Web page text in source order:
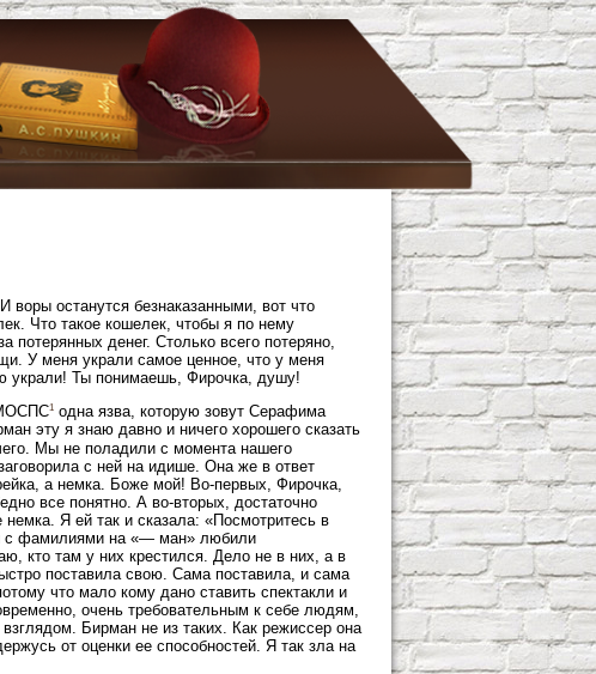
останутся безнаказанными, вот что
Что такое кошелек, чтобы я по нему
потерянных денег. Столько всего потеряно,
У меня украли самое ценное, что у меня
Ты понимаешь, Фирочка, душу!
МОСПС1 одна язва, которую зовут Серафима
эту я знаю давно и ничего хорошего сказать
Мы не поладили с момента нашего
с ней на идише. Она же в ответ
а немка. Боже мой! Во-первых, Фирочка,
все понятно. А во-вторых, достаточно
немка. Я ей так и сказала: «Посмотритесь в
с фамилиями на «— ман» любили
кто там у них крестился. Дело не в них, а в
поставила свою. Сама поставила, и сама
что мало кому дано ставить спектакли и
очень требовательным к себе людям,
Бирман не из таких. Как режиссер она
от оценки ее способностей. Я так зла на